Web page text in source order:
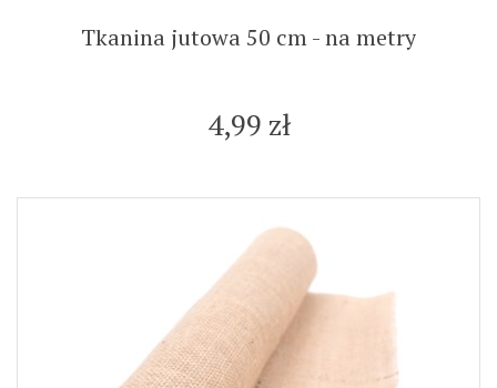
Tkanina jutowa 50 cm - na metry
4,99 zł